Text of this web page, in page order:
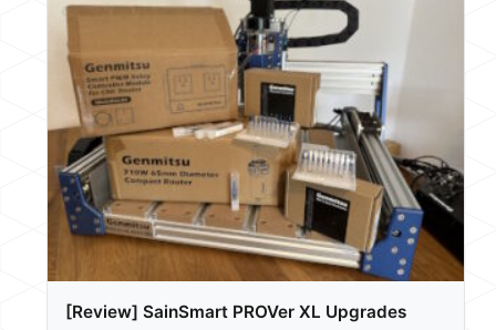
3018 PRO allerdings mit etlichem Zubehör, je nach
eurem Anwendungsgebiet, weiter verbessern oder
upgraden. In diesem Artikel wollen wir euch einige
interessante Upgrades oder auch must-haves zeigen.
Hierzu zählen…
[Review] SainSmart PROVer XL Upgrades